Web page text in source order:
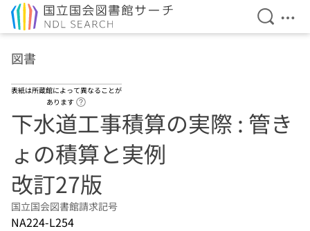
検索を
メ
図書
表紙は所蔵館によって異なることが
あります
下水道工事積算の実際 : 管き
ょの積算と実例
改訂27版
国立国会図書館請求記号
NA224-L254